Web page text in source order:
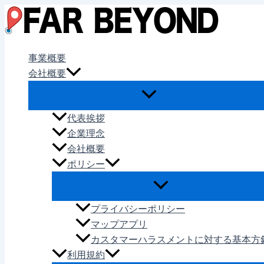
内
容
事業概要
会社概要
代表挨拶
企業理念
会社概要
ポリシー
プライバシーポリシー
マップアプリ
カスタマーハラスメントに対する基本方
利用規約